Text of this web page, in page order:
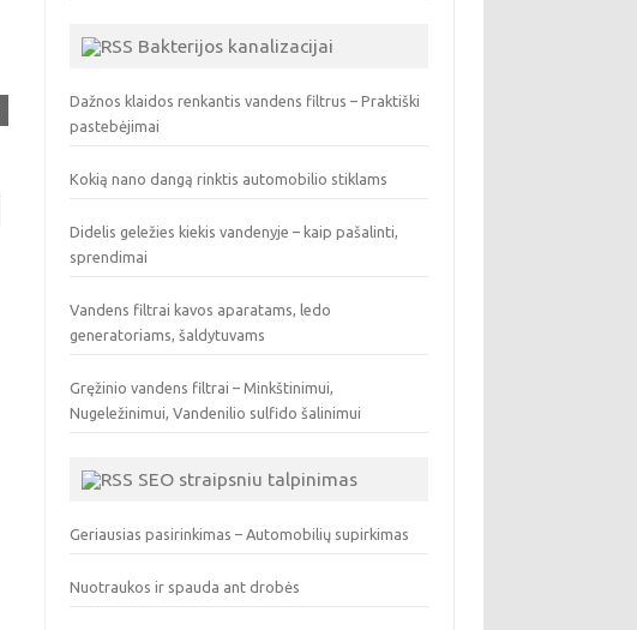
Bakterijos kanalizacijai
Dažnos klaidos renkantis vandens filtrus – Praktiški
pastebėjimai
Kokią nano dangą rinktis automobilio stiklams
Didelis geležies kiekis vandenyje – kaip pašalinti,
sprendimai
Vandens filtrai kavos aparatams, ledo
generatoriams, šaldytuvams
Gręžinio vandens filtrai – Minkštinimui,
Nugeležinimui, Vandenilio sulfido šalinimui
SEO straipsniu talpinimas
Geriausias pasirinkimas – Automobilių supirkimas
Nuotraukos ir spauda ant drobės